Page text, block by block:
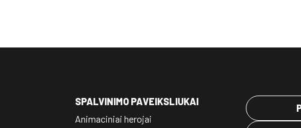
SPALVINIMO PAVEIKSLIUKAI
Animaciniai herojai